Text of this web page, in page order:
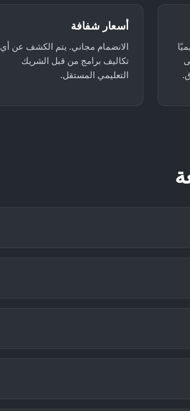
أسعار شفافة
الانضمام مجاني. يتم الكشف عن أي
تكاليف برامج من قبل الشريك
التعليمي المستقل.